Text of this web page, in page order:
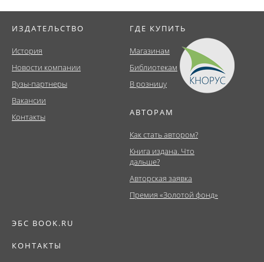
ИЗДАТЕЛЬСТВО
История
Новости компании
Вузы-партнеры
Вакансии
Контакты
ГДЕ КУПИТЬ
Магазинам
Библиотекам
В розницу
АВТОРАМ
Как стать автором?
Книга издана. Что
дальше?
Авторская заявка
Премия «Золотой фонд»
ЭБС BOOK.RU
КОНТАКТЫ